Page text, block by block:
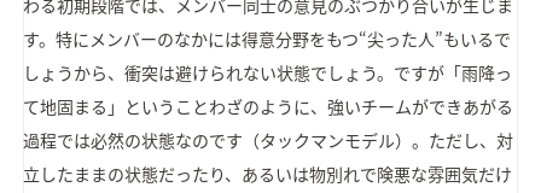
わる初期段階では、メンバー同士の意見のぶつかり合いが生じま
す。特にメンバーのなかには得意分野をもつ“尖った人”もいるで
しょうから、衝突は避けられない状態でしょう。ですが「雨降っ
て地固まる」ということわざのように、強いチームができあがる
過程では必然の状態なのです（タックマンモデル）。ただし、対
立したままの状態だったり、あるいは物別れで険悪な雰囲気だけ